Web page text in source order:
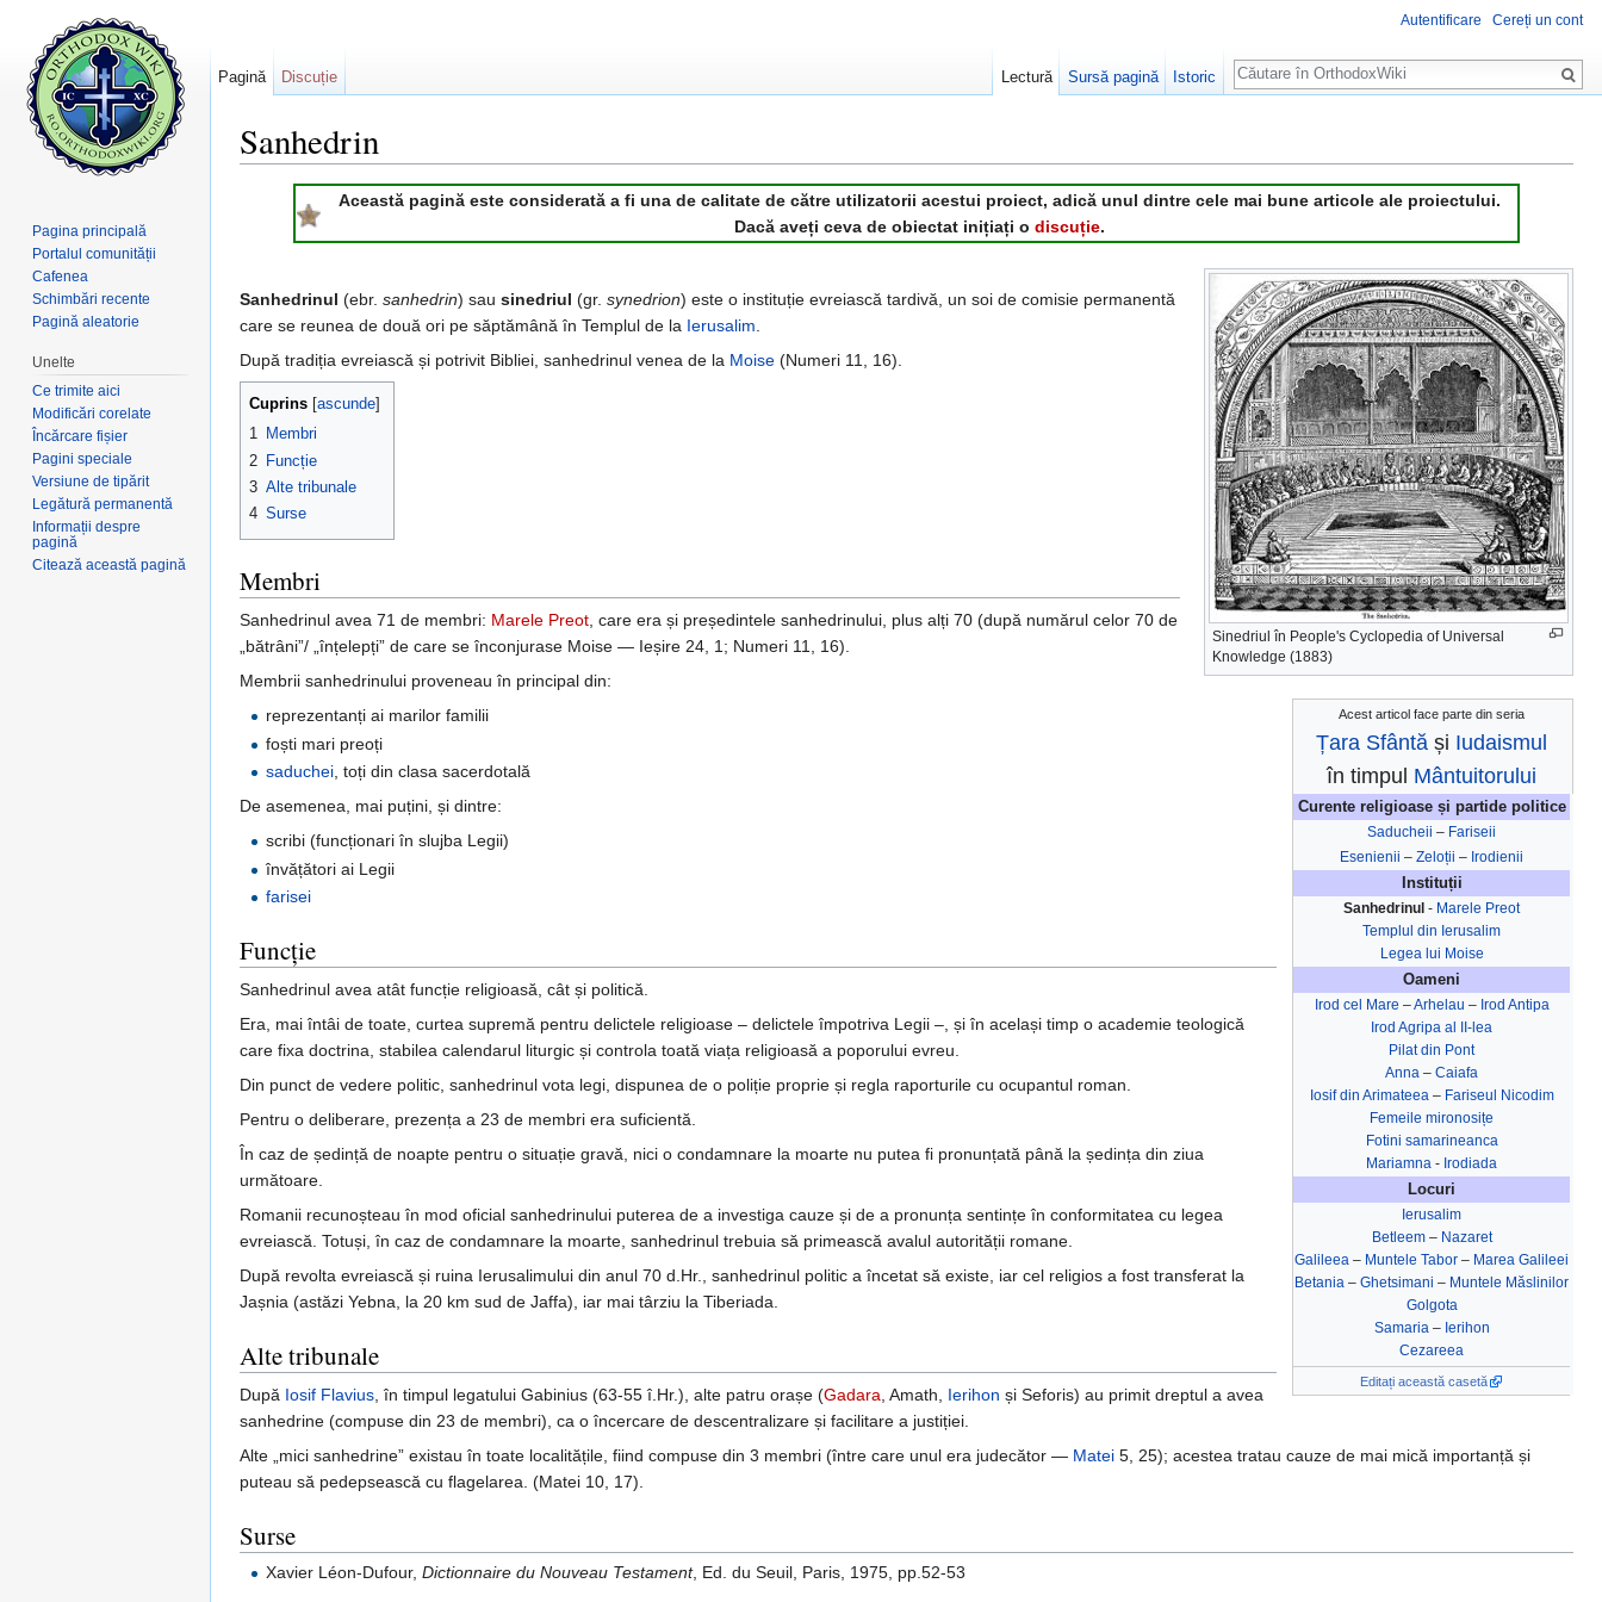
Sanhedrin
Această pagină este considerată a fi una de calitate de către utilizatorii acestui proiect, adică unul dintre cele mai bune articole ale proiectului.
Dacă aveți ceva de obiectat inițiați o discuție.
Sinedriul în People's Cyclopedia of Universal
Knowledge (1883)
Acest articol face parte din seria
Țara Sfântă și Iudaismul
în timpul Mântuitorului
Curente religioase și partide politice
Saducheii – Fariseii
Esenienii – Zeloții – Irodienii
Instituții
Sanhedrinul - Marele Preot
Templul din Ierusalim
Legea lui Moise
Oameni
Irod cel Mare –Arhelau – Irod Antipa
Irod Agripa al II-lea
Pilat din Pont
Anna – Caiafa
Iosif din Arimateea – Fariseul Nicodim
Femeile mironosițe
Fotini samarineanca
Mariamna - Irodiada
Locuri
Ierusalim
Betleem– Nazaret
Galileea – Muntele Tabor – Marea Galileei
Betania – Ghetsimani – Muntele Măslinilor
Golgota
Samaria – Ierihon
Cezareea
Editați această casetă
Sanhedrinul (ebr. sanhedrin) sau sinedriul (gr. synedrion) este o instituție evreiască tardivă, un soi de comisie permanentă
care se reunea de două ori pe săptămână în Templul de la Ierusalim.
După tradiția evreiască și potrivit Bibliei, sanhedrinul venea de la Moise (Numeri 11, 16).
Cuprins ascunde
1 Membri
2 Funcție
3 Alte tribunale
4 Surse
Membri
Sanhedrinul avea 71 de membri: Marele Preot, care era și președintele sanhedrinului, plus alți 70 (după numărul celor 70 de
„bătrâni”/ „înțelepți” de care se înconjurase Moise — Ieșire 24, 1; Numeri 11, 16).
Membrii sanhedrinului proveneau în principal din:
reprezentanți ai marilor familii
foști mari preoți
saduchei, toți din clasa sacerdotală
De asemenea, mai puțini, și dintre:
scribi (funcționari în slujba Legii)
învățători ai Legii
farisei
Funcție
Sanhedrinul avea atât funcție religioasă, cât și politică.
Era, mai întâi de toate, curtea supremă pentru delictele religioase – delictele împotriva Legii –, și în același timp o academie teologică
care fixa doctrina, stabilea calendarul liturgic și controla toată viața religioasă a poporului evreu.
Din punct de vedere politic, sanhedrinul vota legi, dispunea de o poliție proprie și regla raporturile cu ocupantul roman.
Pentru o deliberare, prezența a 23 de membri era suficientă.
În caz de ședință de noapte pentru o situație gravă, nici o condamnare la moarte nu putea fi pronunțată până la ședința din ziua
următoare.
Romanii recunoșteau în mod oficial sanhedrinului puterea de a investiga cauze și de a pronunța sentințe în conformitatea cu legea
evreiască. Totuși, în caz de condamnare la moarte, sanhedrinul trebuia să primească avalul autorității romane.
După revolta evreiască și ruina Ierusalimului din anul 70 d.Hr., sanhedrinul politic a încetat să existe, iar cel religios a fost transferat la
Jașnia (astăzi Yebna, la 20 km sud de Jaffa), iar mai târziu la Tiberiada.
Alte tribunale
După Iosif Flavius , în timpul legatului Gabinius (63-55 î.Hr.), alte patru orașe (Gadara , Amath, Ierihon și Seforis) au primit dreptul a avea
sanhedrine (compuse din 23 de membri), ca o încercare de descentralizare și facilitare a justiției.
Alte „mici sanhedrine” existau în toate localitățile, fiind compuse din 3 membri (între care unul era judecător — Matei 5, 25); acestea tratau cauze de mai mică importanță și
puteau să pedepsească cu flagelarea. (Matei 10, 17).
Surse
Xavier Léon-Dufour,Dictionnaire du Nouveau Testament, Ed. du Seuil, Paris, 1975, pp.52-53
Autentificare Cereți un cont
Pagină Discuție Lectură Sursă pagină Istoric
Căutare
Pagina principală
Portalul comunității
Cafenea
Schimbări recente
Pagină aleatorie
Unelte
Ce trimite aici
Modificări corelate
Încărcare fișier
Pagini speciale
Versiune de tipărit
Legătură permanentă
Informații despre
pagină
Citează această pagină